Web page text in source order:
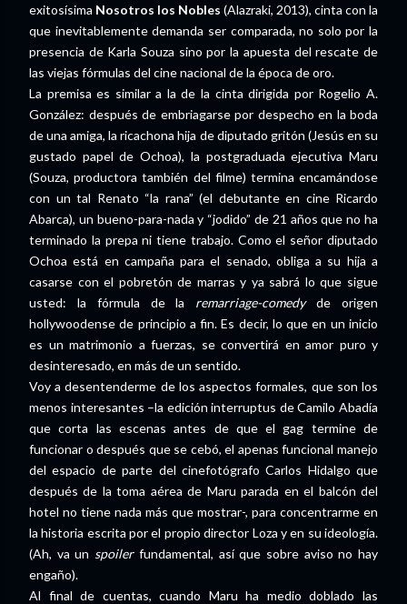
exitosísima Nosotros los Nobles (Alazraki, 2013), cinta con la
que inevitablemente demanda ser comparada, no solo por la
presencia de Karla Souza sino por la apuesta del rescate de
las viejas fórmulas del cine nacional de la época de oro.
La premisa es similar a la de la cinta dirigida por Rogelio A.
González: después de embriagarse por despecho en la boda
de una amiga, la ricachona hija de diputado gritón (Jesús en su
gustado papel de Ochoa), la postgraduada ejecutiva Maru
(Souza, productora también del filme) termina encamándose
con un tal Renato “la rana” (el debutante en cine Ricardo
Abarca), un bueno-para-nada y “jodido” de 21 años que no ha
terminado la prepa ni tiene trabajo. Como el señor diputado
Ochoa está en campaña para el senado, obliga a su hija a
casarse con el pobretón de marras y ya sabrá lo que sigue
usted: la fórmula de la remarriage-comedyde origen
hollywoodense de principio a fin. Es decir, lo que en un inicio
es un matrimonio a fuerzas, se convertirá en amor puro y
desinteresado, en más de un sentido.
Voy a desentenderme de los aspectos formales, que son los
menos interesantes –la edición interruptus de Camilo Abadía
que corta las escenas antes de que el gag termine de
funcionar o después que se cebó, el apenas funcional manejo
del espacio de parte del cinefotógrafo Carlos Hidalgo que
después de la toma aérea de Maru parada en el balcón del
hotel no tiene nada más que mostrar-, para concentrarme en
la historia escrita por el propio director Loza y en su ideología.
(Ah, va un spoilerfundamental, así que sobre aviso no hay
engaño).
Al final de cuentas, cuando Maru ha medio doblado las